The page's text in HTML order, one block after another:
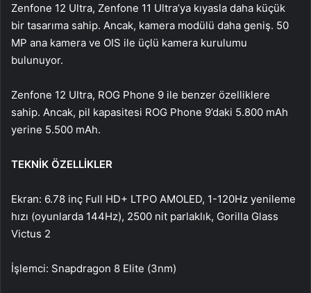
Zenfone 12 Ultra, Zenfone 11 Ultra’ya kıyasla daha küçük
bir tasarıma sahip. Ancak, kamera modülü daha geniş. 50
MP ana kamera ve OIS ile üçlü kamera kurulumu
bulunuyor.
Zenfone 12 Ultra, ROG Phone 9 ile benzer özelliklere
sahip. Ancak, pil kapasitesi ROG Phone 9’daki 5.800 mAh
yerine 5.500 mAh.
TEKNİK ÖZELLİKLER
Ekran: 6.78 inç Full HD+ LTPO AMOLED, 1-120Hz yenileme
hızı (oyunlarda 144Hz), 2500 nit parlaklık, Gorilla Glass
Victus 2
İşlemci: Snapdragon 8 Elite (3nm)